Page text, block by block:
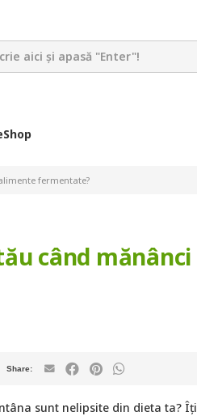
Shop
fermentate?
când
sunt nelipsite din dieta ta?